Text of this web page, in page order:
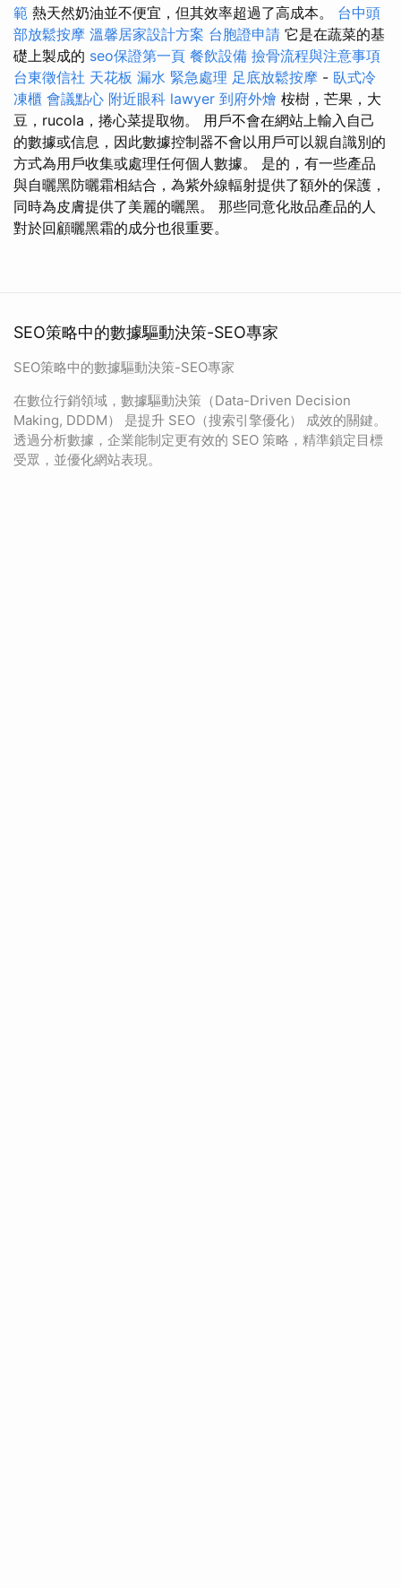
範 熱天然奶油並不便宜，但其效率超過了高成本。 台中頭
部放鬆按摩 溫馨居家設計方案 台胞證申請 它是在蔬菜的基
礎上製成的 seo保證第一頁 餐飲設備 撿骨流程與注意事項
台東徵信社 天花板 漏水 緊急處理 足底放鬆按摩 - 臥式冷
凍櫃 會議點心 附近眼科 lawyer 到府外燴 桉樹，芒果，大
豆，rucola，捲心菜提取物。 用戶不會在網站上輸入自己
的數據或信息，因此數據控制器不會以用戶可以親自識別的
方式為用戶收集或處理任何個人數據。 是的，有一些產品
與自曬黑防曬霜相結合，為紫外線輻射提供了額外的保護，
同時為皮膚提供了美麗的曬黑。 那些同意化妝品產品的人
對於回顧曬黑霜的成分也很重要。
SEO策略中的數據驅動決策-SEO專家
SEO策略中的數據驅動決策-SEO專家
在數位行銷領域，數據驅動決策（Data-Driven Decision
Making, DDDM） 是提升 SEO（搜索引擎優化） 成效的關鍵。
透過分析數據，企業能制定更有效的 SEO 策略，精準鎖定目標
受眾，並優化網站表現。